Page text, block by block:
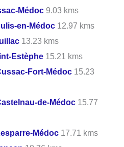
Médoc 9.03 kms
en-Médoc 12.97 kms
13.23 kms
Estèphe 15.21 kms
Fort-Médoc 15.23
de-Médoc 15.77
Médoc 17.71 kms